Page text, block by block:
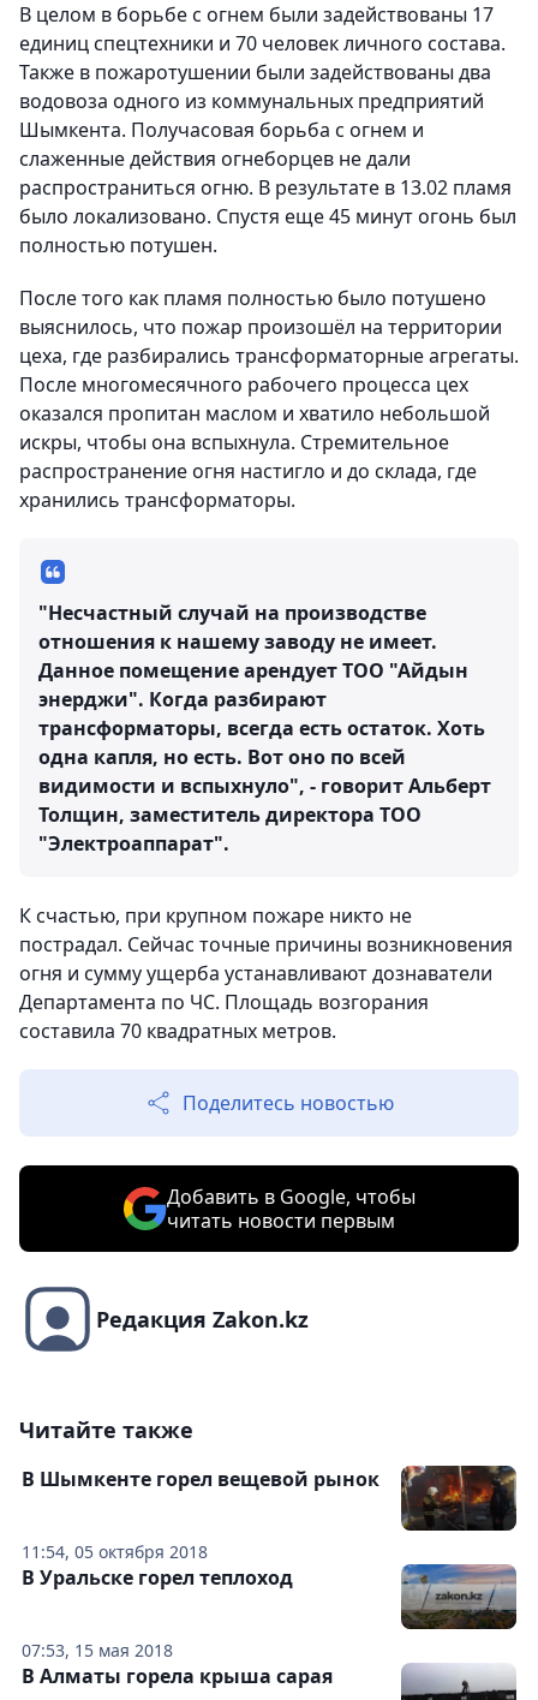
В целом в борьбе с огнем были задействованы 17
единиц спецтехники и 70 человек личного состава.
Также в пожаротушении были задействованы два
водовоза одного из коммунальных предприятий
Шымкента. Получасовая борьба с огнем и
слаженные действия огнеборцев не дали
распространиться огню. В результате в 13.02 пламя
было локализовано. Спустя еще 45 минут огонь был
полностью потушен.
После того как пламя полностью было потушено
выяснилось, что пожар произошёл на территории
цеха, где разбирались трансформаторные агрегаты.
После многомесячного рабочего процесса цех
оказался пропитан маслом и хватило небольшой
искры, чтобы она вспыхнула. Стремительное
распространение огня настигло и до склада, где
хранились трансформаторы.
"Несчастный случай на производстве
отношения к нашему заводу не имеет.
Данное помещение арендует ТОО "Айдын
энерджи". Когда разбирают
трансформаторы, всегда есть остаток. Хоть
одна капля, но есть. Вот оно по всей
видимости и вспыхнуло", - говорит Альберт
Толщин, заместитель директора ТОО
"Электроаппарат".
К счастью, при крупном пожаре никто не
пострадал. Сейчас точные причины возникновения
огня и сумму ущерба устанавливают дознаватели
Департамента по ЧС. Площадь возгорания
составила 70 квадратных метров.
Поделитесь новостью
Добавить в Google, чтобы
читать новости первым
Редакция Zakon.kz
Читайте также
11:54, 05 октября 2018
В Шымкенте горел вещевой рынок
07:53, 15 мая 2018
В Уральске горел теплоход
В Алматы горела крыша сарая